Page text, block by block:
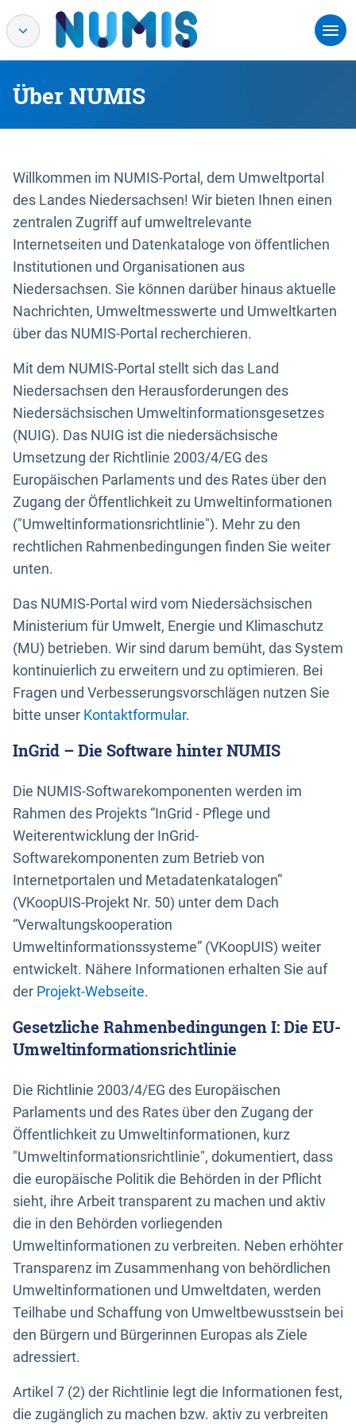
Über NUMIS
Willkommen im NUMIS-Portal, dem Umweltportal
des Landes Niedersachsen! Wir bieten Ihnen einen
zentralen Zugriff auf umweltrelevante
Internetseiten und Datenkataloge von öffentlichen
Institutionen und Organisationen aus
Niedersachsen. Sie können darüber hinaus aktuelle
Nachrichten, Umweltmesswerte und Umweltkarten
über das NUMIS-Portal recherchieren.
Mit dem NUMIS-Portal stellt sich das Land
Niedersachsen den Herausforderungen des
Niedersächsischen Umweltinformationsgesetzes
(NUIG). Das NUIG ist die niedersächsische
Umsetzung der Richtlinie 2003/4/EG des
Europäischen Parlaments und des Rates über den
Zugang der Öffentlichkeit zu Umweltinformationen
("Umweltinformationsrichtlinie"). Mehr zu den
rechtlichen Rahmenbedingungen finden Sie weiter
unten.
Das NUMIS-Portal wird vom Niedersächsischen
Ministerium für Umwelt, Energie und Klimaschutz
(MU) betrieben. Wir sind darum bemüht, das System
kontinuierlich zu erweitern und zu optimieren. Bei
Fragen und Verbesserungsvorschlägen nutzen Sie
bitte unser Kontaktformular.
InGrid – Die Software hinter NUMIS
Die NUMIS-Softwarekomponenten werden im
Rahmen des Projekts “InGrid - Pflege und
Weiterentwicklung der InGrid-
Softwarekomponenten zum Betrieb von
Internetportalen und Metadatenkatalogen”
(VKoopUIS-Projekt Nr. 50) unter dem Dach
“Verwaltungskooperation
Umweltinformationssysteme” (VKoopUIS) weiter
entwickelt. Nähere Informationen erhalten Sie auf
der Projekt-Webseite.
Gesetzliche Rahmenbedingungen I: Die EU-
Umweltinformationsrichtlinie
Die Richtlinie 2003/4/EG des Europäischen
Parlaments und des Rates über den Zugang der
Öffentlichkeit zu Umweltinformationen, kurz
"Umweltinformationsrichtlinie", dokumentiert, dass
die europäische Politik die Behörden in der Pflicht
sieht, ihre Arbeit transparent zu machen und aktiv
die in den Behörden vorliegenden
Umweltinformationen zu verbreiten. Neben erhöhter
Transparenz im Zusammenhang von behördlichen
Umweltinformationen und Umweltdaten, werden
Teilhabe und Schaffung von Umweltbewusstsein bei
den Bürgern und Bürgerinnen Europas als Ziele
adressiert.
Artikel 7 (2) der Richtlinie legt die Informationen fest,
die zugänglich zu machen bzw. aktiv zu verbreiten